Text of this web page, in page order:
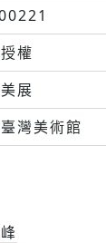
權
展
灣美術館